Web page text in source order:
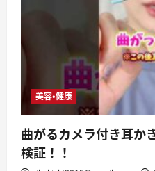
ノ
ス
に
つ
い
て
さ
ら
に
む
ダ
イ
ジ
ェ
ス
ト
#
作
り
き
レ
シ
ピ
約
美容・健康
曲がるカメラ付き耳か
検証！！